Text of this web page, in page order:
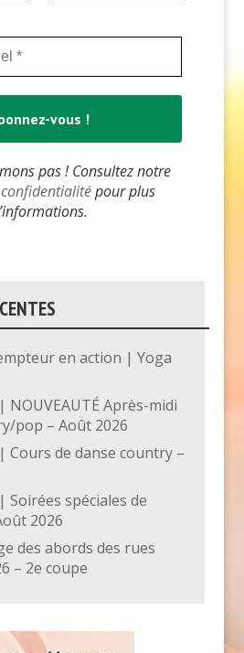
pas ! Consultez notre
pour plus
en action | Yoga
NOUVEAUTÉ Après-midi
pop – Août 2026
Cours de danse country –
Soirées spéciales de
2026
des abords des rues
– 2e coupe